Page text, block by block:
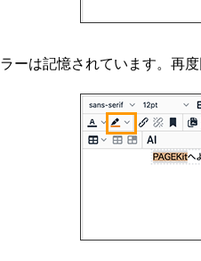
ーは記憶されています。再